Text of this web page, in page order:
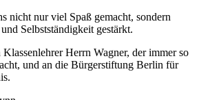
nicht nur viel Spaß gemacht, sondern
Selbstständigkeit gestärkt.
Herrn Wagner, der immer so
und an die Bürgerstiftung Berlin für